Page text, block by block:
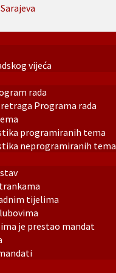
vijeća
rada
Programa rada
programiranih tema
neprogramiranih tema
tijelima
je prestao mandat